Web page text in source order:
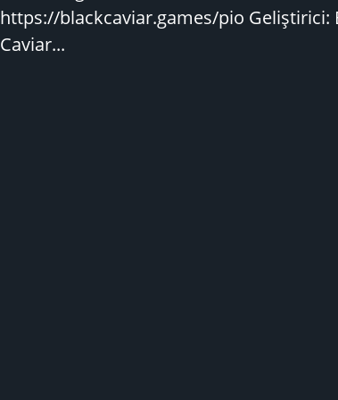
https://blackcaviar.games/pio Geliştirici:
Caviar...